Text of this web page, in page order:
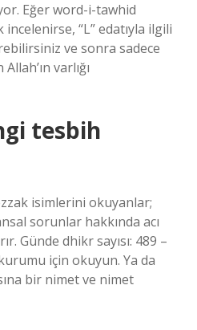
Eğer word-i-tawhid
“L” edatıyla ilgili
ve sonra sadece
varlığı
tesbih
isimlerini okuyanlar;
sorunlar hakkında acı
Günde dhikr sayısı: 489 –
için okuyun. Ya da
bir nimet ve nimet